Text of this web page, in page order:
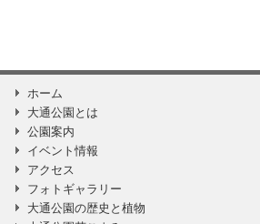
ホーム
大通公園とは
公園案内
イベント情報
アクセス
フォトギャラリー
大通公園の歴史と植物